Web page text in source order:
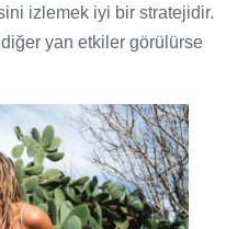
izlemek iyi bir stratejidir.
yan etkiler görülürse